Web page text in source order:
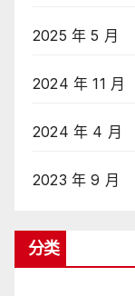
2025 年 5 月
2024 年 11 月
2024 年 4 月
2023 年 9 月
分类